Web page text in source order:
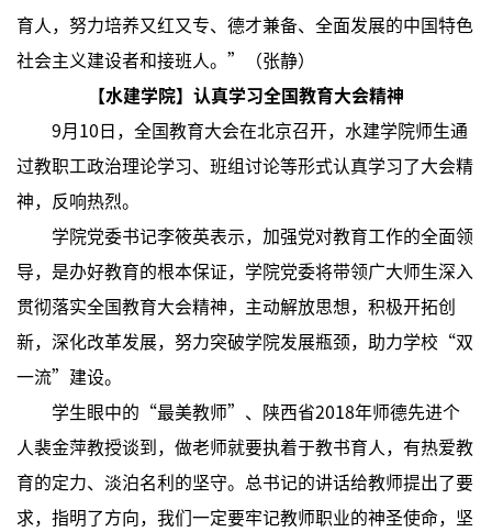
育人，努力培养又红又专、德才兼备、全面发展的中国特色
社会主义建设者和接班人。”（张静）
【水建学院】认真学习全国教育大会精神
9月10日，全国教育大会在北京召开，水建学院师生通
过教职工政治理论学习、班组讨论等形式认真学习了大会精
神，反响热烈。
学院党委书记李筱英表示，加强党对教育工作的全面领
导，是办好教育的根本保证，学院党委将带领广大师生深入
贯彻落实全国教育大会精神，主动解放思想，积极开拓创
新，深化改革发展，努力突破学院发展瓶颈，助力学校“双
一流”建设。
学生眼中的“最美教师”、陕西省2018年师德先进个
人裴金萍教授谈到，做老师就要执着于教书育人，有热爱教
育的定力、淡泊名利的坚守。总书记的讲话给教师提出了要
求，指明了方向，我们一定要牢记教师职业的神圣使命，坚